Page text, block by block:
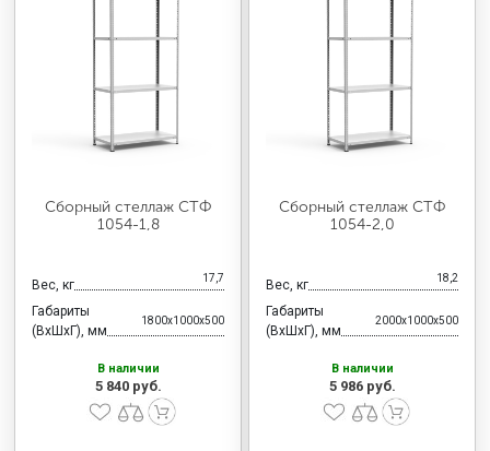
Сборный стеллаж СТФ
1054-1,8
Вес, кг 17,7
Габариты
(ВхШхГ), мм
1800x1000x500
В наличии
5 840 руб.
Сборный стеллаж СТФ
1054-2,0
Вес, кг 18,2
Габариты
(ВхШхГ), мм
2000x1000x500
В наличии
5 986 руб.